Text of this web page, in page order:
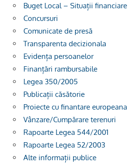
Buget Local – Situații financiare
Concursuri
Comunicate de presă
Transparenta decizionala
Evidența persoanelor
Finanțări rambursabile
Legea 350/2005
Publicații căsătorie
Proiecte cu finantare europeana
Vânzare/Cumpărare terenuri
Rapoarte Legea 544/2001
Rapoarte Legea 52/2003
Alte informații publice